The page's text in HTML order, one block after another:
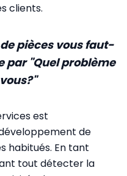
clients.
pièces vous faut-
par "Quel problème
est
de
habitués. En tant
tout détecter la